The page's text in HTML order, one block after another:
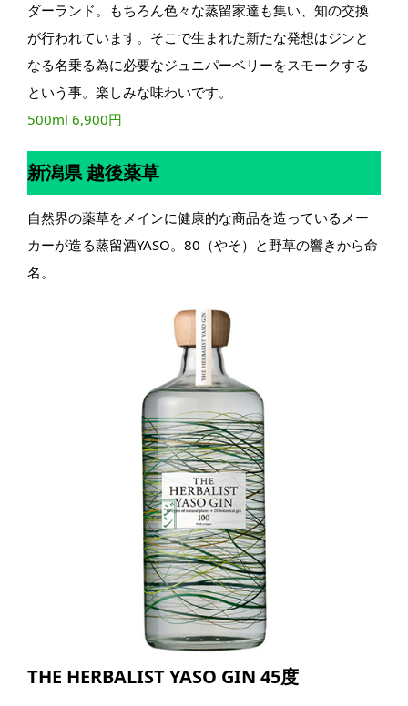
ダーランド。もちろん色々な蒸留家達も集い、知の交換
が行われています。そこで生まれた新たな発想はジンと
なる名乗る為に必要なジュニパーベリーをスモークする
という事。楽しみな味わいです。
500ml 6,900円
新潟県 越後薬草
自然界の薬草をメインに健康的な商品を造っているメー
カーが造る蒸留酒YASO。80（やそ）と野草の響きから命
名。
THE HERBALIST YASO GIN 45度